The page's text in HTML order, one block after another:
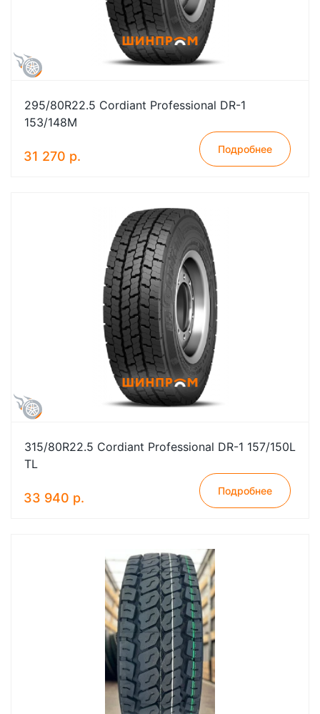
295/80R22.5 Cordiant Professional DR-1
153/148M
31 270 р. Подробнее
315/80R22.5 Cordiant Professional DR-1 157/150L
TL
33 940 р. Подробнее